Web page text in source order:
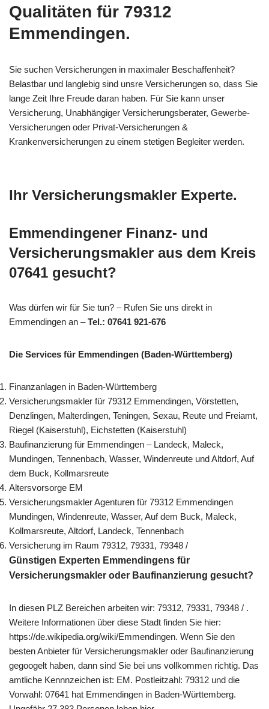
Qualitäten für 79312
Emmendingen.
Sie suchen Versicherungen in maximaler Beschaffenheit?
Belastbar und langlebig sind unsre Versicherungen so, dass Sie
lange Zeit Ihre Freude daran haben. Für Sie kann unser
Versicherung, Unabhängiger Versicherungsberater, Gewerbe-
Versicherungen oder Privat-Versicherungen &
Krankenversicherungen zu einem stetigen Begleiter werden.
Ihr Versicherungsmakler Experte.
Emmendingener Finanz- und
Versicherungsmakler aus dem Kreis
07641 gesucht?
Was dürfen wir für Sie tun? – Rufen Sie uns direkt in
Emmendingen an –Tel.: 07641 921-676
Die Services für Emmendingen (Baden-Württemberg)
Finanzanlagen in Baden-Württemberg
Versicherungsmakler für 79312 Emmendingen, Vörstetten,
Denzlingen, Malterdingen, Teningen, Sexau, Reute und Freiamt,
Riegel (Kaiserstuhl), Eichstetten (Kaiserstuhl)
Baufinanzierung für Emmendingen – Landeck, Maleck,
Mundingen, Tennenbach, Wasser, Windenreute und Altdorf, Auf
dem Buck, Kollmarsreute
Altersvorsorge EM
Versicherungsmakler Agenturen für 79312 Emmendingen
Mundingen, Windenreute, Wasser, Auf dem Buck, Maleck,
Kollmarsreute, Altdorf, Landeck, Tennenbach
Versicherung im Raum 79312, 79331, 79348 /
Günstigen Experten Emmendingens für
Versicherungsmakler oder Baufinanzierung gesucht?
In diesen PLZ Bereichen arbeiten wir: 79312, 79331, 79348 / .
Weitere Informationen über diese Stadt finden Sie hier:
https://de.wikipedia.org/wiki/Emmendingen. Wenn Sie den
besten Anbieter für Versicherungsmakler oder Baufinanzierung
gegoogelt haben, dann sind Sie bei uns vollkommen richtig. Das
amtliche Kennnzeichen ist: EM. Postleitzahl: 79312 und die
Vorwahl: 07641 hat Emmendingen in Baden-Württemberg.